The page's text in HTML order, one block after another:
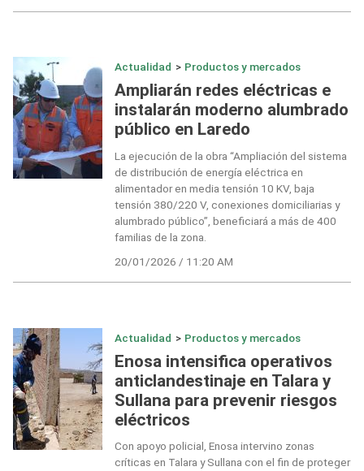
Actualidad > Productos y mercados
Ampliarán redes eléctricas e
instalarán moderno alumbrado
público en Laredo
La ejecución de la obra “Ampliación del sistema
de distribución de energía eléctrica en
alimentador en media tensión 10 KV, baja
tensión 380/220 V, conexiones domiciliarias y
alumbrado público”, beneficiará a más de 400
familias de la zona.
20/01/2026 / 11:20 AM
Actualidad > Productos y mercados
Enosa intensifica operativos
anticlandestinaje en Talara y
Sullana para prevenir riesgos
eléctricos
Con apoyo policial, Enosa intervino zonas
críticas en Talara y Sullana con el fin de proteger